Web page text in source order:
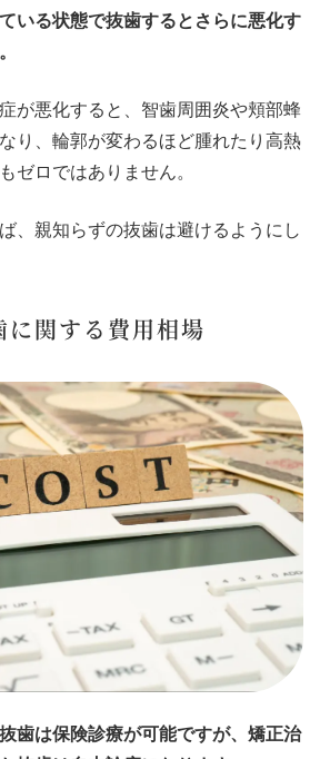
いる状態で抜歯するとさらに悪化す
が悪化すると、智歯周囲炎や頬部蜂
り、輪郭が変わるほど腫れたり高熱
ゼロではありません。
、親知らずの抜歯は避けるようにし
関する費用相場
歯は保険診療が可能ですが、矯正治